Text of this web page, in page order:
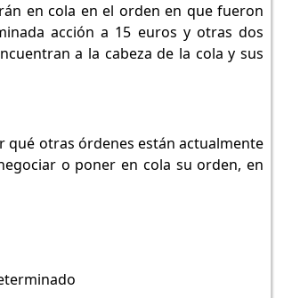
en cola en el orden en que fueron
acción a 15 euros y otras dos
a la cabeza de la cola y sus
qué otras órdenes están actualmente
o poner en cola su orden, en